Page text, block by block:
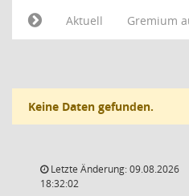
Aktuell
Gremium
Keine Daten gefunden.
Letzte Änderung: 09.08.2026
18:32:02